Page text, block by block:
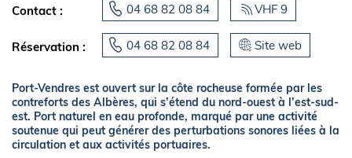
Contact : 04 68 82 08 84 VHF 9
Réservation : 04 68 82 08 84 Site web
Port-Vendres est ouvert sur la côte rocheuse formée par les
contreforts des Albères, qui s’étend du nord-ouest à l’est-sud-
est. Port naturel en eau profonde, marqué par une activité
soutenue qui peut générer des perturbations sonores liées à la
circulation et aux activités portuaires.